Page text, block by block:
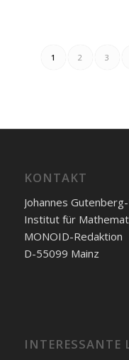
1 2 3
KONTAKT
Johannes
Institut für
MONOID-Redaktion
D-55099 Mainz
INTERESSANTE